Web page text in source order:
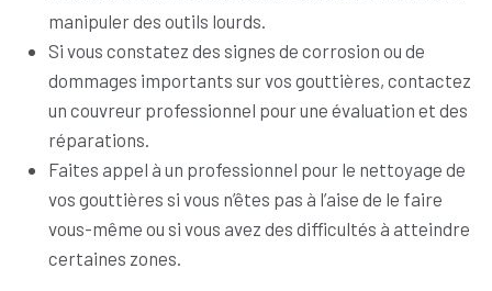
manipuler des outils lourds.
Si vous constatez des signes de corrosion ou de
dommages importants sur vos gouttières, contactez
un couvreur professionnel pour une évaluation et des
réparations.
Faites appel à un professionnel pour le nettoyage de
vos gouttières si vous n’êtes pas à l’aise de le faire
vous-même ou si vous avez des difficultés à atteindre
certaines zones.